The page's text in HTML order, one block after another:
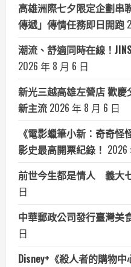
高雄洲際七夕限定企劃串
傳遞」傳情任務即日開跑
潮流、舒適同時在線！
2026 年 8 月 6 日
新光三越高雄左營店 歡
新主流 2026 年 8 月 6 日
《電影蠟筆小新：奇奇
影史最高開票紀錄！ 2026
前世今生都是情人 義大
日
中華郵政公司發行臺灣美
日
Disney+《殺人者的購物